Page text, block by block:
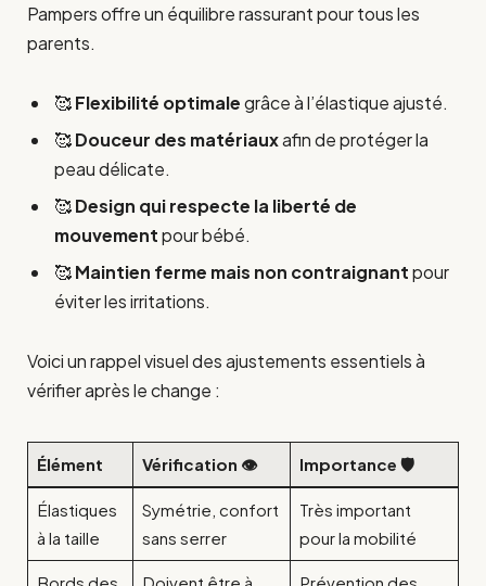
Pampers offre un équilibre rassurant pour tous les
parents.
🥰Flexibilité optimalegrâce à l’élastique ajusté.
🥰Douceur des matériauxafin de protéger la
peau délicate.
🥰Design qui respecte la liberté de
mouvementpour bébé.
🥰Maintien ferme mais non contraignantpour
éviter les irritations.
Voici un rappel visuel des ajustements essentiels à
vérifier après le change :
Élément Vérification 👁️ Importance 🛡️
Élastiques
à la taille
Symétrie, confort
sans serrer
Très important
pour la mobilité